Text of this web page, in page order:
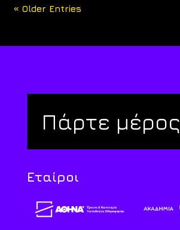
« Older Entries
Πάρτε μέρος
Εταίροι